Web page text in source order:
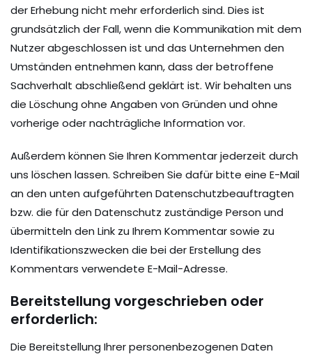
der Erhebung nicht mehr erforderlich sind. Dies ist
grundsätzlich der Fall, wenn die Kommunikation mit dem
Nutzer abgeschlossen ist und das Unternehmen den
Umständen entnehmen kann, dass der betroffene
Sachverhalt abschließend geklärt ist. Wir behalten uns
die Löschung ohne Angaben von Gründen und ohne
vorherige oder nachträgliche Information vor.
Außerdem können Sie Ihren Kommentar jederzeit durch
uns löschen lassen. Schreiben Sie dafür bitte eine E-Mail
an den unten aufgeführten Datenschutzbeauftragten
bzw. die für den Datenschutz zuständige Person und
übermitteln den Link zu Ihrem Kommentar sowie zu
Identifikationszwecken die bei der Erstellung des
Kommentars verwendete E-Mail-Adresse.
Bereitstellung vorgeschrieben oder
erforderlich:
Die Bereitstellung Ihrer personenbezogenen Daten